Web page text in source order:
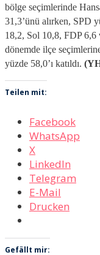
bölge seçimlerinde
31,3’ünü alırken, SPD
18,2, Sol 10,8, FDP 6,6
dönemde ilçe
yüzde 58,0’ı katıldı.
Teilen mit:
Facebook
WhatsApp
X
LinkedIn
Telegram
E-Mail
Drucken
Gefällt mir: